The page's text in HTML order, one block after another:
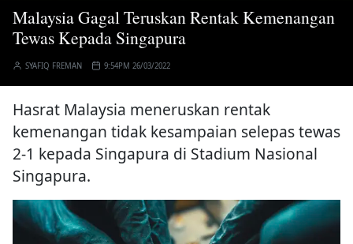
Malaysia Gagal Teruskan Rentak Kemenangan
Tewas Kepada Singapura
SYAFIQ FREMAN 9:54PM 26/03/2022
Hasrat Malaysia meneruskan rentak
kemenangan tidak kesampaian selepas tewas
2-1 kepada Singapura di Stadium Nasional
Singapura.